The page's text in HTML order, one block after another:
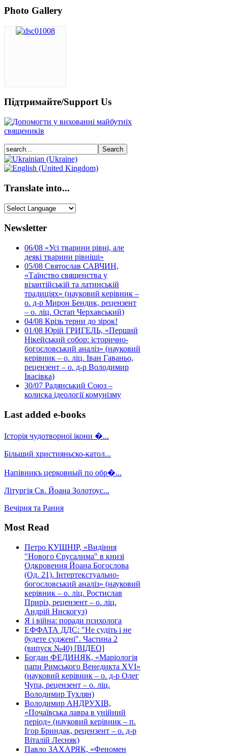
Photo Gallery
Підтримайте/Support Us
Translate into...
Newsletter
06/08 «Усі тварини рівні, але
деякі тварини рівніші»
05/08 Святослав САВЧИН,
«Таїнство священства у
візантійській та латинській
традиціях» (науковий керівник –
о. д-р Мирон Бендик, рецензент
– о. ліц. Остап Черхавський)
04/08 Крізь терни до зірок!
01/08 Юрій ГРИГЕЛЬ, «Перший
Нікейський собор: історично-
богословський аналіз» (науковий
керівник – о. ліц. Іван Гаваньо,
рецензент – о. д-р Володимир
Івасівка)
30/07 Радянський Союз –
колиска ідеології комунізму
Last added e-books
Історія чудотворної ікони �...
Більший християньско-катол...
Напівникъ церковный по обр�...
Літургія Св. Йоана Золотоус...
Вечірня та Рання
Most Read
Петро КУШНІР, «Видіння
"Нового Єрусалима" в книзі
Одкровення Йоана Богослова
(Од. 21). Інтертекстуально-
богословський аналіз» (науковий
керівник – о. ліц. Ростислав
Приріз, рецензент – о. ліц.
Андрій Нискогуз)
Я і війна: поради психолога
ЕФФАТА ДДС: "Не судіть і не
будете суджені". Частина 2
(випуск №40) [ВІДЕО]
Богдан ФЕДИНЯК, «Маріологія
папи Римського Венедикта XVI»
(науковий керівник – о. д-р Олег
Чупа, рецензент – о. ліц.
Володимир Тухлян)
Володимир АНДРУХІВ,
«Почаївська лавра в унійний
період» (науковий керівник – п.
Ігор Бриндак, рецензент – о. д-р
Віталій Лесняк)
Павло ЗАХАРЯК, «Феномен